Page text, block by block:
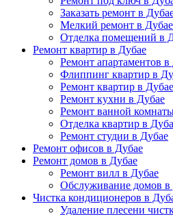
Заказать ремонт в
Мелкий ремонт в Дубае
Отделка помещений в
Ремонт квартир в Дубае
Ремонт апартаментов в
Флиппинг квартир в
Ремонт квартир в
Ремонт кухни в Дубае
Ремонт ванной
Отделка квартир в
Ремонт студии в Дубае
Ремонт офисов в Дубае
Ремонт домов в Дубае
Ремонт вилл в Дубае
Обслуживание домов в
Чистка кондиционеров в
Удаление плесени